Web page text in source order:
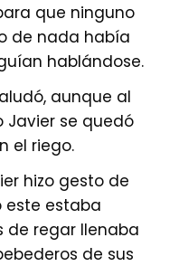
que ninguno
de nada había
hablándose.
aunque al
se quedó
el riego.
hizo gesto de
este estaba
de regar llenaba
de sus